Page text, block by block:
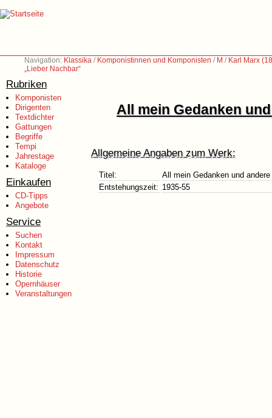
Navigation: Klassika / Komponistinnen und Komponisten / M / Karl Marx
„Lieber Nachbar“
Rubriken
Komponisten
Dirigenten
Textdichter
Gattungen
Begriffe
Tempi
Jahrestage
Kataloge
Einkaufen
CD-Tipps
Angebote
Service
Suchen
Kontakt
Impressum
Datenschutz
Historie
Opernhäuser
Veranstaltungen
All mein Gedanken
Allgemeine Angaben zum Werk:
Titel:
All mein Gedanken und
Entstehungszeit: 1935-55